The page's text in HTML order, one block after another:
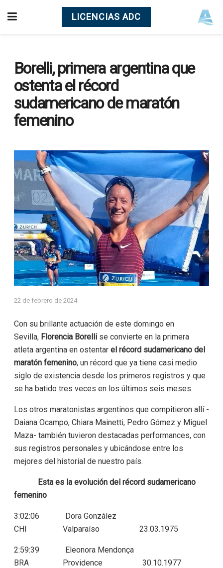
LICENCIAS ADC
Borelli, primera argentina que
ostenta el récord
sudamericano de maratón
femenino
22 de febrero de 2024
Con su brillante actuación de este domingo en
Sevilla, Florencia Borellise convierte en la primera
atleta argentina en ostentar el récord sudamericano del
maratón femenino, un récord que ya tiene casi medio
siglo de existencia desde los primeros registros y que
se ha batido tres veces en los últimos seis meses.
Los otros maratonistas argentinos que compitieron allí -
Daiana Ocampo, Chiara Mainetti, Pedro Gómez y Miguel
Maza- también tuvieron destacadas performances, con
sus registros personales y ubicándose entre los
mejores del historial de nuestro país.
Esta es la evolución del récord sudamericano
femenino
3:02:06 Dora González
CHI Valparaíso 23.03.1975
2:59:39 Eleonora Mendonça
BRA Providence 30.10.1977